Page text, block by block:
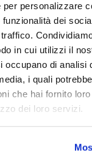
personalizzare
dei
in cui utilizzi il
occupano di analisi
i quali
che hai fornito
dei loro servizi.
tecnica
Registrati